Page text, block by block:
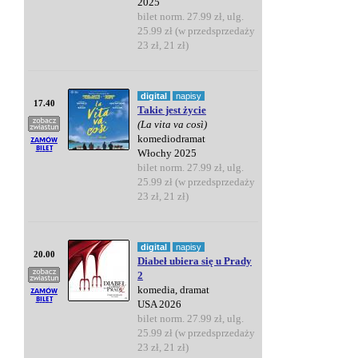
bilet norm. 27.99 zł, ulg.
25.99 zł (w przedsprzedaży
23 zł, 21 zł)
17.40
digital napisy
Takie jest życie
(La vita va così)
komediodramat
Włochy 2025
bilet norm. 27.99 zł, ulg.
25.99 zł (w przedsprzedaży
23 zł, 21 zł)
20.00
digital napisy
Diabeł ubiera się u Prady
2
komedia, dramat
USA 2026
bilet norm. 27.99 zł, ulg.
25.99 zł (w przedsprzedaży
23 zł, 21 zł)